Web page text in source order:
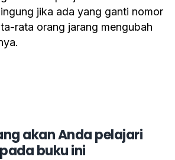
jika ada yang ganti nomor
rata orang jarang mengubah
akan Anda pelajari
pada buku ini